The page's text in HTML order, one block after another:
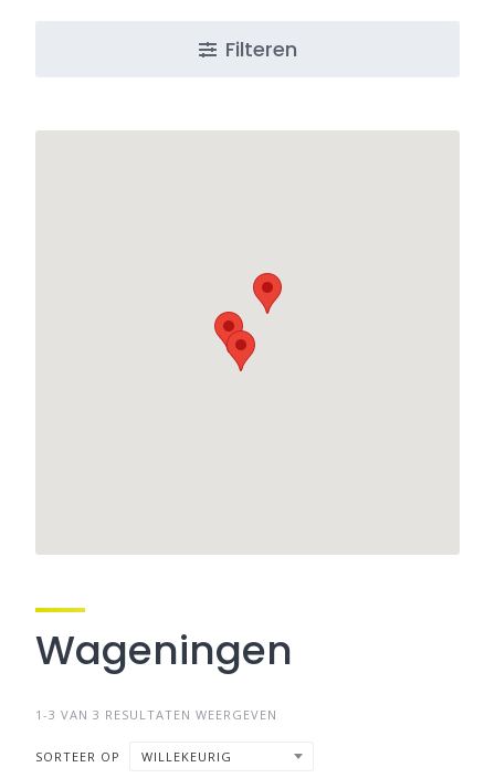
Filteren
Wageningen
1-3 VAN 3 RESULTATEN WEERGEVEN
SORTEER OP WILLEKEURIG